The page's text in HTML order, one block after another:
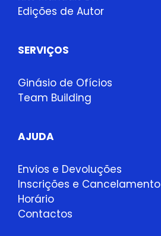
Edições de Autor
SERVIÇOS
Ginásio de Ofícios
Team Building
AJUDA
Envios e Devoluções
Inscrições e Cancelamento
Horário
Contactos